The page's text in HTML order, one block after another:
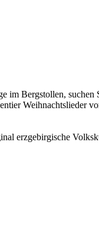
im Bergstollen, suchen
Weihnachtslieder
erzgebirgische